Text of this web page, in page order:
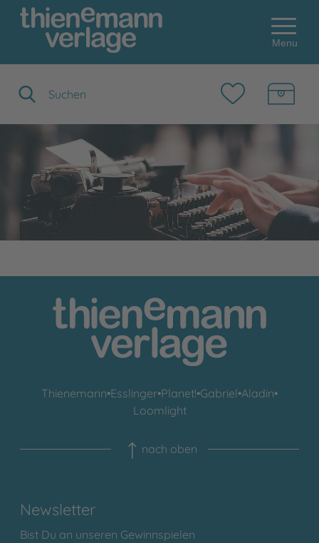
Menu
Thienemann•Esslinger•Planet!•Gabriel•Aladin•
Loomlight
nach oben
Newsletter
Bist Du an unseren Gewinnspielen